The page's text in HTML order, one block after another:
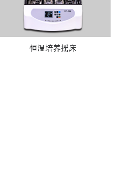
恒温培养摇床